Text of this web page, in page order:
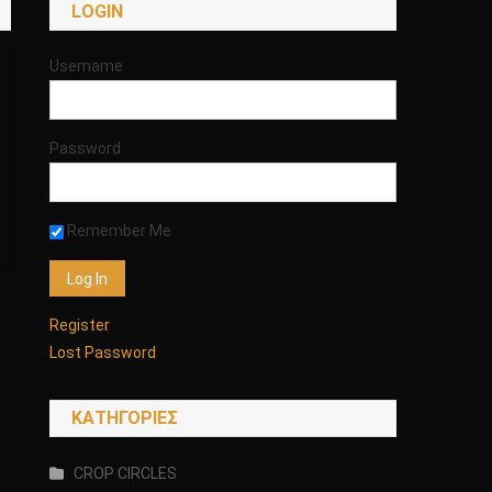
LOGIN
Username
Password
Remember Me
Register
Lost Password
KΑΤΗΓΟΡΊΕΣ
CROP CIRCLES